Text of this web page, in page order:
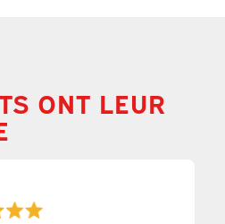
ONT LEUR